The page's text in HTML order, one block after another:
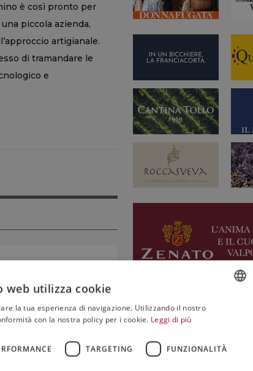
è così pronto per
piccola azienda,
artigianale.
di tramandare le
e
di Pasqua
web utilizza cookie
la tua esperienza di navigazione. Utilizzando il nostro
con la nostra policy per i cookie. Leggi di più
TARGETING FUNZIONALITÀ